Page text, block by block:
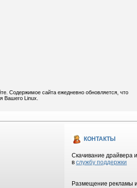
Содержимое сайта ежедневно обновляется, что
Вашего Linux.
КОНТАКТЫ
Скачивание драйвера
в службу поддержки
Размещение рекламы